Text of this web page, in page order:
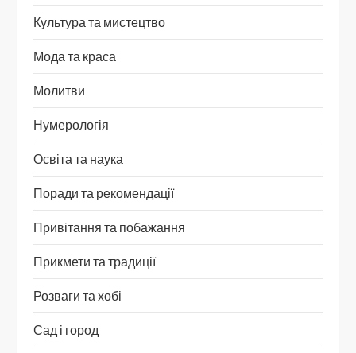
Культура та мистецтво
Мода та краса
Молитви
Нумерологія
Освіта та наука
Поради та рекомендації
Привітання та побажання
Прикмети та традиції
Розваги та хобі
Сад і город